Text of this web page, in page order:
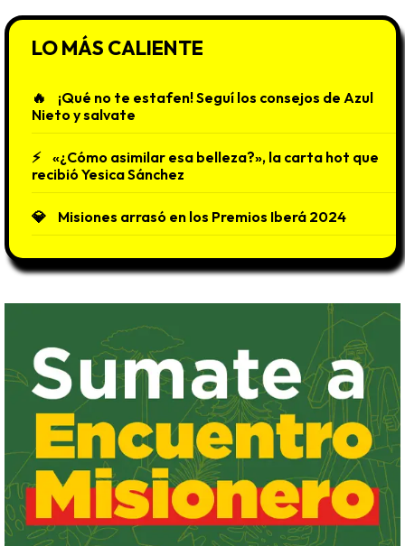
LO MÁS CALIENTE
¡Qué no te estafen! Seguí los consejos de Azul
Nieto y salvate
«¿Cómo asimilar esa belleza?», la carta hot que
recibió Yesica Sánchez
Misiones arrasó en los Premios Iberá 2024